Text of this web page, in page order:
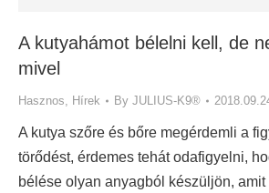
A kutyahámot bélelni kell, de
mivel
Hasznos, Hírek By JULIUS-K9®
A kutya szőre és bőre megérdemli a
törődést, érdemes tehát odafigyelni,
bélése olyan anyagból készüljön,